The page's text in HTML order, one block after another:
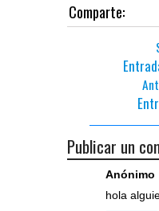
Comparte:
Publicar un
Anónimo
hola